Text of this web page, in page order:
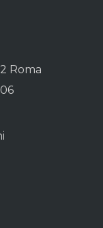
Roma